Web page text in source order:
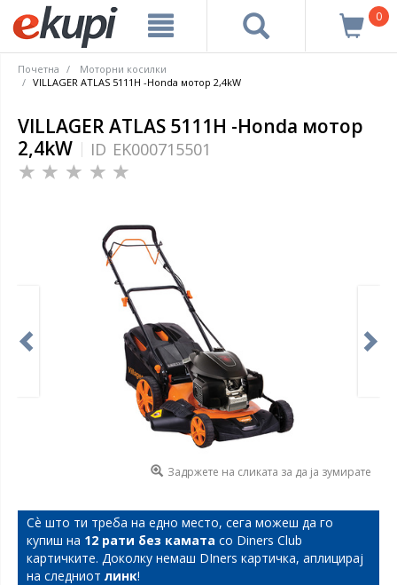
0
Почетна
Моторни косилки
VILLAGER ATLAS 5111H -Honda мотор 2,4kW
VILLAGER ATLAS 5111H -Honda мотор
2,4kW
ID EK000715501
Задржете на сликата за да ја зумирате
Сѐ што ти треба на едно место, сега можеш да го
купиш на 12 рати без камата со Diners Club
картичките. Доколку немаш DIners картичка, аплицирај
на следниот линк!